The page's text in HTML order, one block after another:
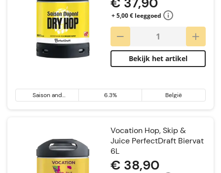
+ 5,00 € leeggoed
Bekijk het artikel
Saison and
Farmhouse Ale
6.3% België
Vocation Hop, Skip &
Juice PerfectDraft Biervat
6L
€ 38,90